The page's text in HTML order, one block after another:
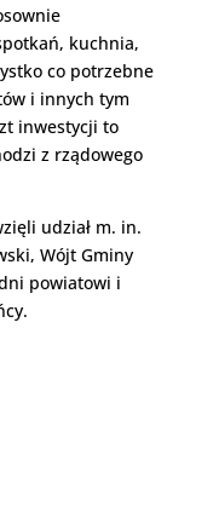
kuchnia,
co potrzebne
i innych tym
inwestycji to
z rządowego
udział m. in.
Wójt Gminy
powiatowi i